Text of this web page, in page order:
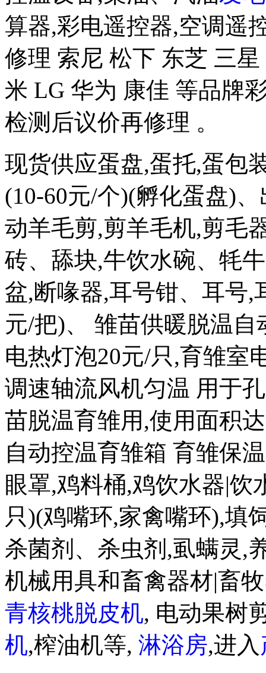
算器,彩电遥控器,空调遥
修理 索尼 松下 东芝 三
米 LG 华为 康佳 等品牌
检测后议价再修理 。
现货供应蛋盘,蛋托,蛋包
(10-60元/个)(孵化蛋盘)
动羊毛剪,剪羊毛机,剪毛
砖、舔块,牛饮水碗、牦
盆,断喙器,耳号钳、耳号,
元/把)、 雏苗供暖脱温
电热灯泡20元/只,育雏室
调速轴流风机匀温 用于
苗脱温育雏用,使用面积
自动控温育雏箱 育雏保
眼罩,鸡料桶,鸡饮水器|饮
只)(鸡嘴环,家禽嘴环),填
杀菌剂、杀虫剂,虱螨灵,
机械用具和畜禽器材|畜
青核桃脱皮机, 电动果树
机,榨油机等, 淋浴房,进入